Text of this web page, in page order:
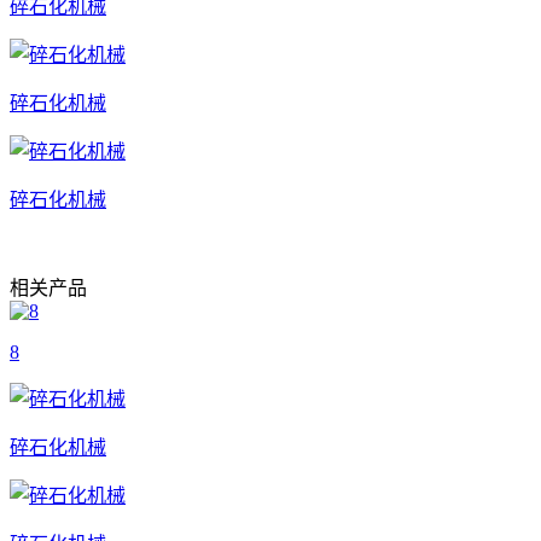
碎石化机械
碎石化机械
碎石化机械
相关产品
8
碎石化机械